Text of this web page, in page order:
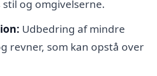
og omgivelserne.
Udbedring af mindre
revner, som kan opstå over